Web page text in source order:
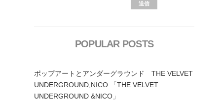
POPULAR POSTS
ポップアートとアンダーグラウンド THE VELVET
UNDERGROUND,NICO 「THE VELVET
UNDERGROUND &NICO」